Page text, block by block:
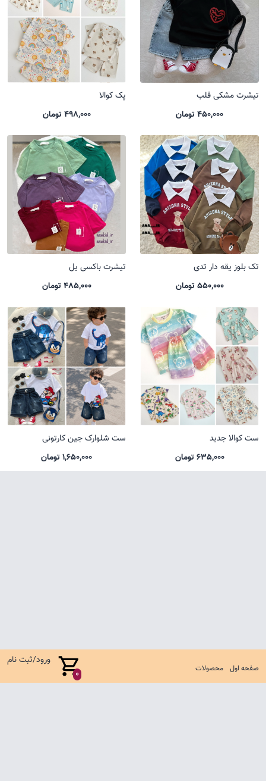
صفحه اول محصولات 0
ورود/ثبت نام
تیشرت مشکی قلب
450,000 تومان
پک کوالا
498,000 تومان
تک بلوز یقه دار تدی
550,000 تومان
تیشرت باکسی یل
485,000 تومان
ست کوالا جدید
635,000 تومان
ست شلوارک جین کارتونی
1,650,000 تومان